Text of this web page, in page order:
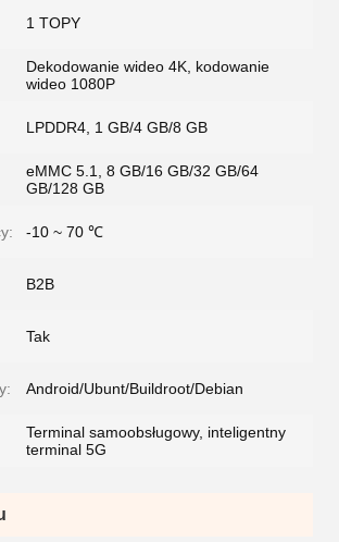
1 TOPY
Dekodowanie wideo 4K, kodowanie
wideo 1080P
LPDDR4, 1 GB/4 GB/8 GB
eMMC 5.1, 8 GB/16 GB/32 GB/64
GB/128 GB
-10 ~ 70 ℃
B2B
Tak
Android/Ubunt/Buildroot/Debian
Terminal samoobsługowy, inteligentny
terminal 5G